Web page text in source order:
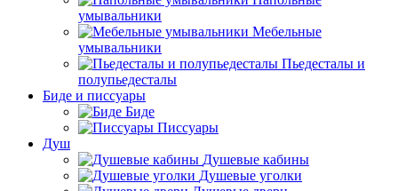
умывальники
Мебельные
умывальники
Пьедесталы и
полупьедесталы
Биде и писсуары
Биде
Писсуары
Душ
Душевые кабины
Душевые уголки